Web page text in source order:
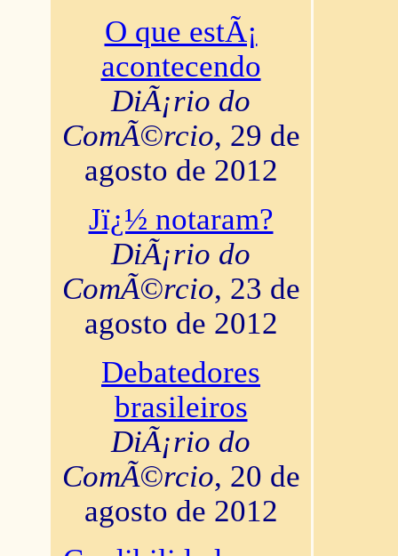
O que estÃ¡
acontecendo
DiÃ¡rio do
ComÃ©rcio, 29 de
agosto de 2012
Jï¿½ notaram?
DiÃ¡rio do
ComÃ©rcio, 23 de
agosto de 2012
Debatedores
brasileiros
DiÃ¡rio do
ComÃ©rcio, 20 de
agosto de 2012